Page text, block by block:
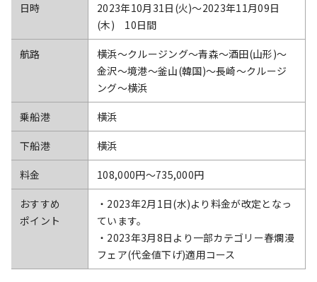
日時
2023年10月31日(火)〜2023年11月09日
(木) 10日間
航路
横浜～クルージング～青森～酒田(山形)～
金沢～境港～釜山(韓国)～長崎～クルージ
ング～横浜
乗船港 横浜
下船港 横浜
料金 108,000円〜735,000円
おすすめ
ポイント
・2023年2月1日(水)より料金が改定となっ
ています。
・2023年3月8日より一部カテゴリー春爛漫
フェア(代金値下げ)適用コース